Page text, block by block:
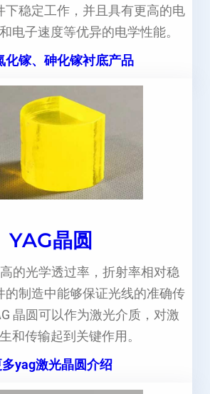
下稳定工作，并且具有更高的电
电子速度等优异的电学性能。
化镓、砷化镓衬底产品
YAG晶圆
的光学透过率，折射率相对稳
的制造中能够保证光线的准确传
晶圆可以作为激光介质，对激
和传输起到关键作用。
多yag激光晶圆介绍